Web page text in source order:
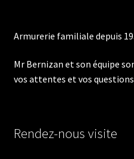
Armurerie familiale depuis
Mr Bernizan et son équipe
vos attentes et vos
Rendez-nous visite